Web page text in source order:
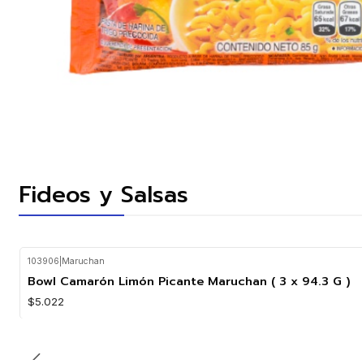
Fideos y Salsas
103906 Maruchan
Bowl Camarón Limón Picante Maruchan ( 3 x 94.3 G )
$5.022